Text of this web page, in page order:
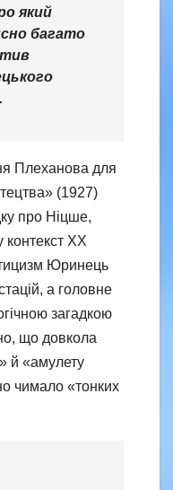
який
багато
Плеханова для
(1927)
про Ніцше,
контекст ХХ
Юринець
а головне
загадкою
що довкола
й «амулету
чимало «тонких